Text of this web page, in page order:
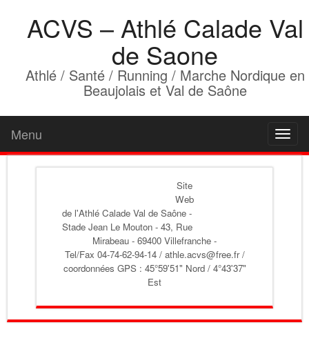
ACVS – Athlé Calade Val
de Saone
Athlé / Santé / Running / Marche Nordique en
Beaujolais et Val de Saône
Menu
Site
Web
de l'Athlé Calade Val de Saône -
Stade Jean Le Mouton - 43, Rue
Mirabeau - 69400 Villefranche -
Tel/Fax 04-74-62-94-14 / athle.acvs@free.fr /
coordonnées GPS : 45°59'51" Nord / 4°43'37"
Est